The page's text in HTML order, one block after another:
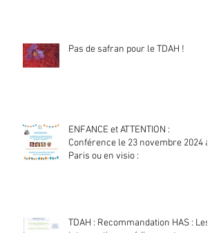
Pas de safran pour le TDAH !
ENFANCE et ATTENTION :
Conférence le 23 novembre 2024 à
Paris ou en visio :
TDAH : Recommandation HAS : Les